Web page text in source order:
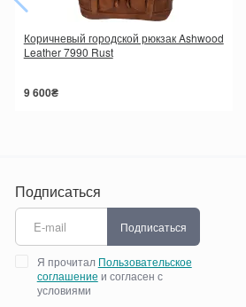
Коричневый городской рюкзак Ashwood
Leather 7990 Rust
9 600₴
Подписаться
Подписаться
Я прочитал Пользовательское
соглашение и согласен с
условиями